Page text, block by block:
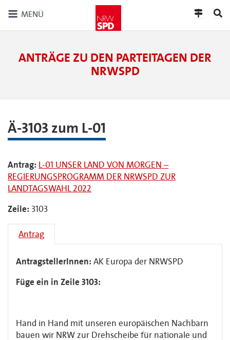
MENÜ
ANTRÄGE ZU DEN PARTEITAGEN DER
NRWSPD
Ä-3103 zum L-01
Antrag: L-01 UNSER LAND VON MORGEN –
REGIERUNGSPROGRAMM DER NRWSPD ZUR
LANDTAGSWAHL 2022
Zeile: 3103
Antrag
AntragstellerInnen: AK Europa der NRWSPD
Füge ein in Zeile 3103:
Hand in Hand mit unseren europäischen Nachbarn
bauen wir NRW zur Drehscheibe für nationale und